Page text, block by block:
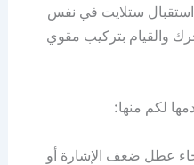
ستلايت في نفس
والقيام بتركيب مقوي
لكم منها:
عطل ضعف الإشارة أو